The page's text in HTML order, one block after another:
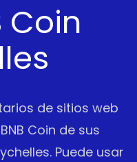
Coin
de sitios web
Coin de sus
Puede usar